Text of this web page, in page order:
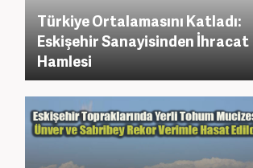
Türkiye Ortalamasını Katladı:
Eskişehir Sanayisinden İhracat
Hamlesi